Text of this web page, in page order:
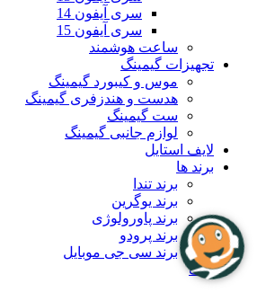
سری آیفون 14
سری آیفون 15
ساعت هوشمند
تجهیزات گیمینگ
موس و کیبورد گیمینگ
هدست و هندزفری گیمینگ
ست گیمینگ
لوازم جانبی گیمینگ
لایف استایل
برند ها
برند تندا
برند یوگرین
برند پاورولوژی
برند پرودو
برند سی جی موبایل
بلاگ